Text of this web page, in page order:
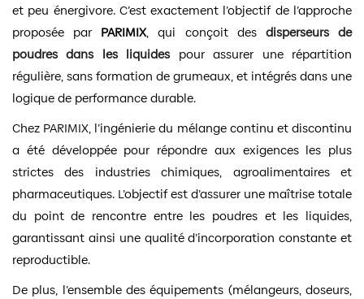
et peu énergivore. C’est exactement l’objectif de l’approche
proposée par PARIMIX, qui conçoit des disperseurs de
poudres dans les liquidespour assurer une répartition
régulière, sans formation de grumeaux, et intégrés dans une
logique de performance durable.
Chez PARIMIX, l’ingénierie du mélange continu et discontinu
a été développée pour répondre aux exigences les plus
strictes des industries chimiques, agroalimentaires et
pharmaceutiques. L’objectif est d’assurer une maîtrise totale
du point de rencontre entre les poudres et les liquides,
garantissant ainsi une qualité d’incorporation constante et
reproductible.
De plus, l’ensemble des équipements (mélangeurs, doseurs,